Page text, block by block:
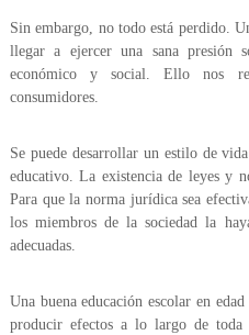
Sin embargo, no todo está perdido.
llegar a ejercer una sana presión
económico y social. Ello nos
consumidores.
Se puede desarrollar un estilo de
educativo. La existencia de leyes y
Para que la norma jurídica sea
los miembros de la sociedad la
adecuadas.
Una buena educación escolar en
producir efectos a lo largo de